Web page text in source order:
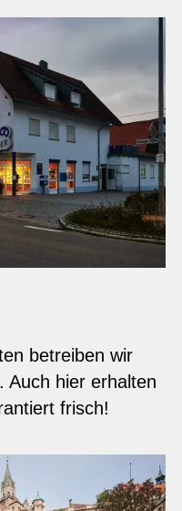
betreiben wir
Auch hier erhalten
frisch!